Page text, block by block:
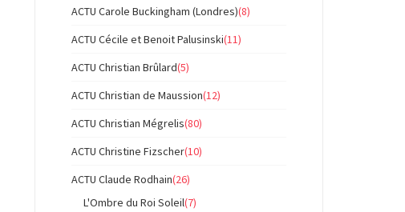
ACTU Carole Buckingham (Londres)(8)
ACTU Cécile et Benoit Palusinski(11)
ACTU Christian Brûlard(5)
ACTU Christian de Maussion(12)
ACTU Christian Mégrelis(80)
ACTU Christine Fizscher(10)
ACTU Claude Rodhain(26)
L'Ombre du Roi Soleil(7)